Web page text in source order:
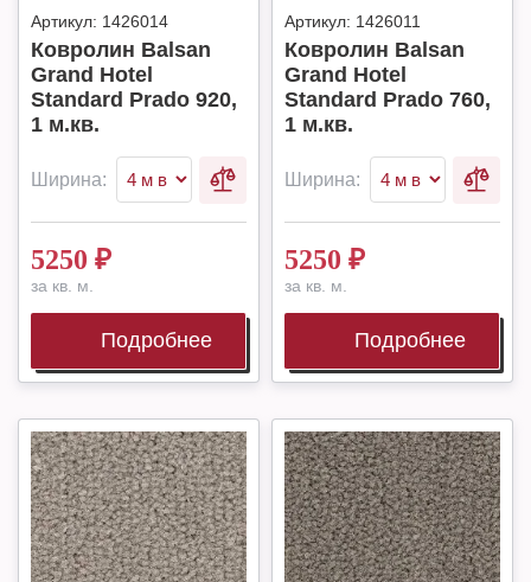
Артикул: 1426014
Ковролин Balsan
Grand Hotel
Standard Prado 920,
1 м.кв.
Ширина:
5250 ₽
за кв. м.
Подробнее
Артикул: 1426011
Ковролин Balsan
Grand Hotel
Standard Prado 760,
1 м.кв.
Ширина:
5250 ₽
за кв. м.
Подробнее